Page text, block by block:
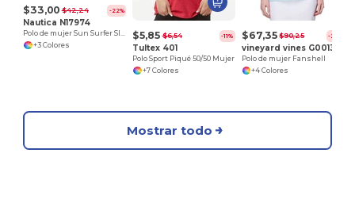
$33,00 $42,24 -22%
Nautica N17974
Polo de mujer Sun Surfer Slub
+3 Colores
$5,85 $6,54 -11%
Tultex 401
Polo Sport Piqué 50/50 Mujer
+7 Colores
$67,35 $90,25 -25%
Polo de mujer Fanshell
+4 Colores
Mostrar todo